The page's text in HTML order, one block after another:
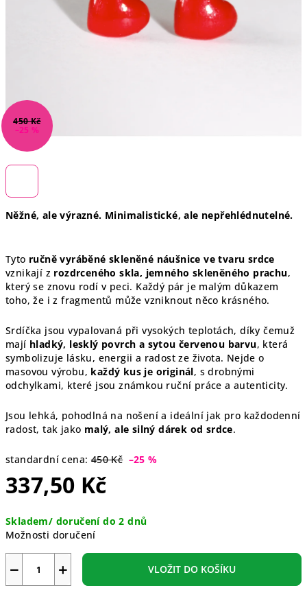
Něžné, ale výrazné. Minimalistické, ale nepřehlédnutelné.
Tyto ručně vyráběné skleněné náušnice ve tvaru srdce
vznikají z rozdrceného skla, jemného skleněného prachu,
který se znovu rodí v peci. Každý pár je malým důkazem
toho, že i z fragmentů může vzniknout něco krásného.
Srdíčka jsou vypalovaná při vysokých teplotách, díky čemuž
mají hladký, lesklý povrch a sytou červenou barvu, která
symbolizuje lásku, energii a radost ze života. Nejde o
masovou výrobu, každý kus je originál, s drobnými
odchylkami, které jsou známkou ruční práce a autenticity.
Jsou lehká, pohodlná na nošení a ideální jak pro každodenní
radost, tak jako malý, ale silný dárek od srdce.
standardní cena: 450 Kč –25 %
337,50 Kč
cena:
Skladem/ doručení do 2 dnů
Možnosti doručení
+
− VLOŽIT DO KOŠÍKU
450 Kč
–25 %